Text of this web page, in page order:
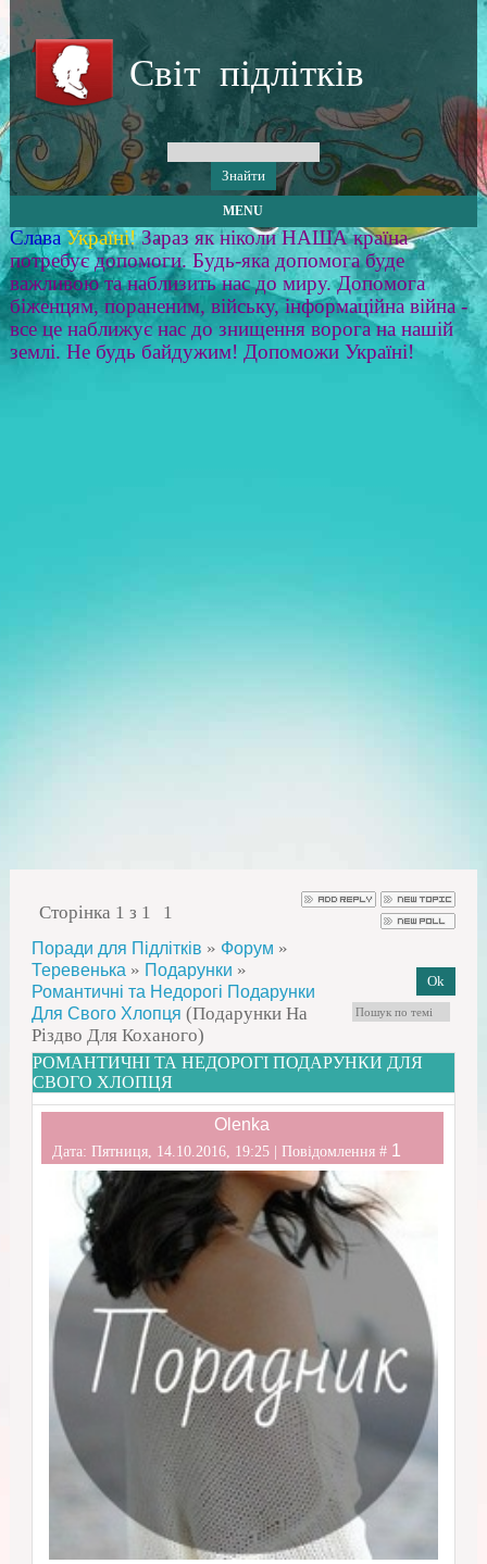
Світ підлітків
MENU
Слава Україні! Зараз як ніколи НАША країна
потребує допомоги. Будь-яка допомога буде
важливою та наблизить нас до миру. Допомога
біженцям, пораненим, війську, інформаційна війна -
все це наближує нас до знищення ворога на нашій
землі. Не будь байдужим! Допоможи Україні!
Сторінка 1 з 1 1
Поради для Підлітків » Форум »
Теревенька » Подарунки »
Романтичні та Недорогі Подарунки
Для Свого Хлопця (Подарунки На
Різдво Для Коханого)
РОМАНТИЧНІ ТА НЕДОРОГІ ПОДАРУНКИ ДЛЯ
СВОГО ХЛОПЦЯ
Olenka
Дата: Пятниця, 14.10.2016, 19:25 | Повідомлення # 1